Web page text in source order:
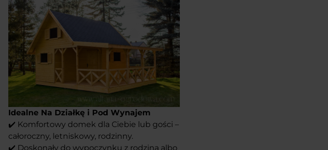
Idealne Na Działkę i Pod Wynajem
✔️ Komfortowy domek dla Ciebie lub gości –
całoroczny, letniskowy, rodzinny.
✔️ Doskonały do wypoczynku z rodziną albo